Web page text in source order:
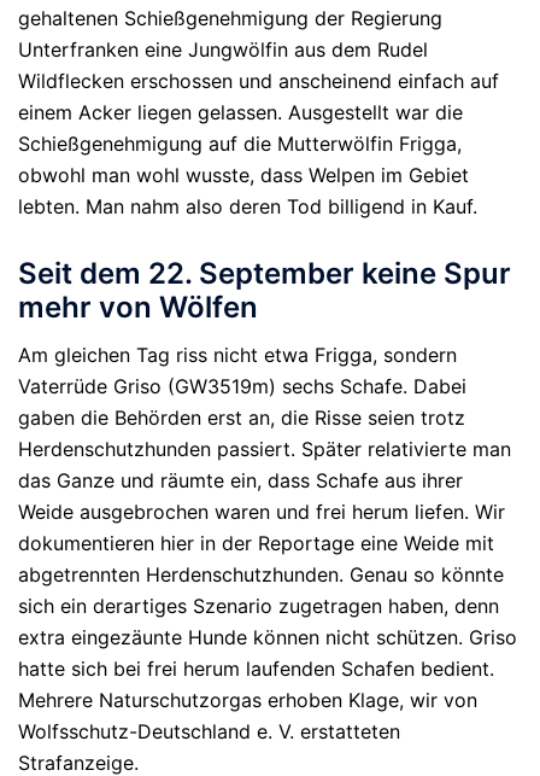
gehaltenen Schießgenehmigung der Regierung
Unterfranken eine Jungwölfin aus dem Rudel
Wildflecken erschossen und anscheinend einfach auf
einem Acker liegen gelassen. Ausgestellt war die
Schießgenehmigung auf die Mutterwölfin Frigga,
obwohl man wohl wusste, dass Welpen im Gebiet
lebten. Man nahm also deren Tod billigend in Kauf.
Seit dem 22. September keine Spur
mehr von Wölfen
Am gleichen Tag riss nicht etwa Frigga, sondern
Vaterrüde Griso (GW3519m) sechs Schafe. Dabei
gaben die Behörden erst an, die Risse seien trotz
Herdenschutzhunden passiert. Später relativierte man
das Ganze und räumte ein, dass Schafe aus ihrer
Weide ausgebrochen waren und frei herum liefen. Wir
dokumentieren hier in der Reportage eine Weide mit
abgetrennten Herdenschutzhunden. Genau so könnte
sich ein derartiges Szenario zugetragen haben, denn
extra eingezäunte Hunde können nicht schützen. Griso
hatte sich bei frei herum laufenden Schafen bedient.
Mehrere Naturschutzorgas erhoben Klage, wir von
Wolfsschutz-Deutschland e. V. erstatteten
Strafanzeige.